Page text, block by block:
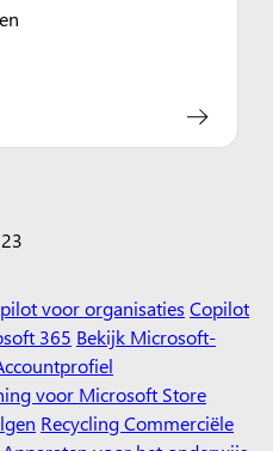
23
voor organisaties Copilot
365 Bekijk Microsoft-
voor Microsoft Store
RecyclingCommerciële